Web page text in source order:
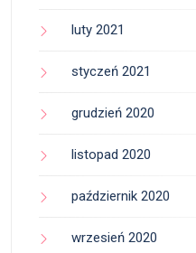
luty 2021
styczeń 2021
grudzień 2020
listopad 2020
październik 2020
wrzesień 2020